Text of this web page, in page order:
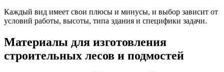
Каждый вид имеет свои плюсы и минусы, и выбор зависит от
условий работы, высоты, типа здания и специфики задачи.
Материалы для изготовления
строительных лесов и подмостей